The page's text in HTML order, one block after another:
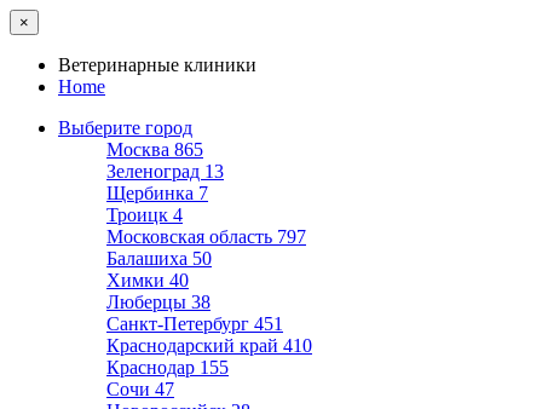
×
Ветеринарные клиники
Home
Выберите город
Москва 865
Зеленоград 13
Щербинка 7
Троицк 4
Московская область 797
Балашиха 50
Химки 40
Люберцы 38
Санкт-Петербург 451
Краснодарский край 410
Краснодар 155
Сочи 47